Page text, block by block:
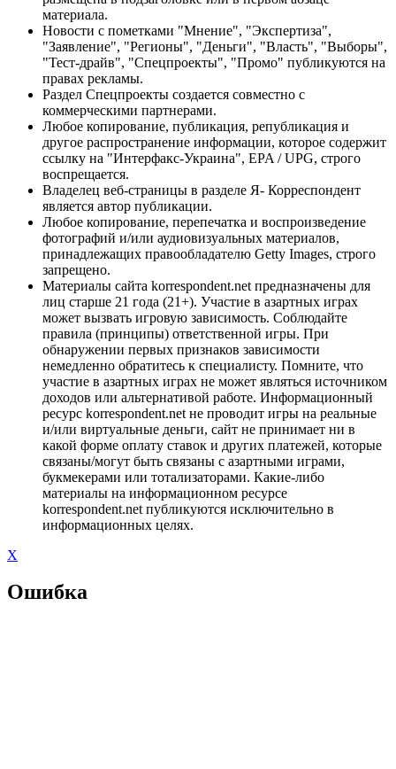
материала.
Новости с пометками "Мнение", "Экспертиза",
"Заявление", "Регионы", "Деньги", "Власть", "Выборы",
"Тест-драйв", "Спецпроекты", "Промо" публикуются на
правах рекламы.
Раздел Спецпроекты создается совместно с
коммерческими партнерами.
Любое копирование, публикация, републикация и
другое распространение информации, которое содержит
ссылку на "Интерфакс-Украина", EPA / UPG, строго
воспрещается.
Владелец веб-страницы в разделе Я- Корреспондент
является автор публикации.
Любое копирование, перепечатка и воспроизведение
фотографий и/или аудиовизуальных материалов,
принадлежащих правообладателю Getty Images, строго
запрещено.
Материалы сайта korrespondent.net предназначены для
лиц старше 21 года (21+). Участие в азартных играх
может вызвать игровую зависимость. Соблюдайте
правила (принципы) ответственной игры. При
обнаружении первых признаков зависимости
немедленно обратитесь к специалисту. Помните, что
участие в азартных играх не может являться источником
доходов или альтернативой работе. Информационный
ресурс korrespondent.net не проводит игры на реальные
и/или виртуальные деньги, сайт не принимает ни в
какой форме оплату ставок и других платежей, которые
связаны/могут быть связаны с азартными играми,
букмекерами или тотализаторами. Какие-либо
материалы на информационном ресурсе
korrespondent.net публикуются исключительно в
информационных целях.
X
Ошибка